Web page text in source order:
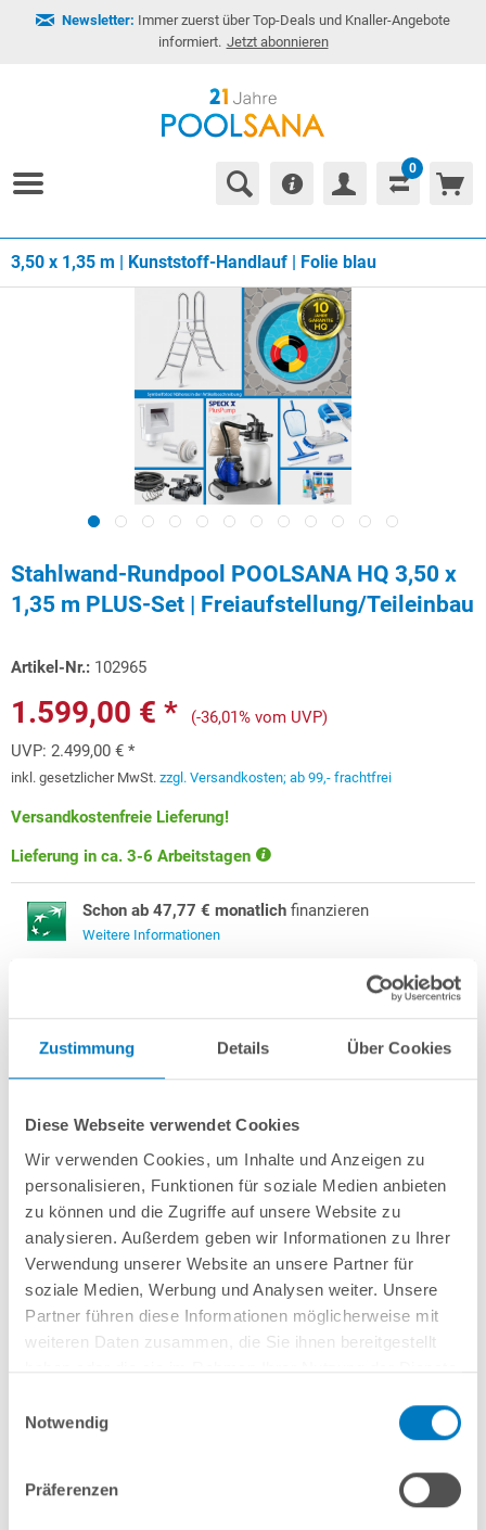
Zustimmung Details Über Cookies
Diese Webseite verwendet Cookies
Wir verwenden Cookies, um Inhalte und Anzeigen zu
personalisieren, Funktionen für soziale Medien anbieten
zu können und die Zugriffe auf unsere Website zu
analysieren. Außerdem geben wir Informationen zu Ihrer
Verwendung unserer Website an unsere Partner für
soziale Medien, Werbung und Analysen weiter. Unsere
Partner führen diese Informationen möglicherweise mit
weiteren Daten zusammen, die Sie ihnen bereitgestellt
Notwendig
Präferenzen
Newsletter: Immer zuerst über Top-Deals und Knaller-Angebote
informiert. Jetzt abonnieren
0
3,50 x 1,35 m | Kunststoff-Handlauf | Folie blau
Stahlwand-Rundpool POOLSANA HQ 3,50 x
1,35 m PLUS-Set | Freiaufstellung/Teileinbau
Artikel-Nr.: 102965
1.599,00 € *
(-36,01% vom UVP)
UVP: 2.499,00 € *
inkl. gesetzlicher MwSt. zzgl. Versandkosten; ab 99,- frachtfrei
Versandkostenfreie Lieferung!
Lieferung in ca. 3-6 Arbeitstagen
Schon ab 47,77 € monatlich finanzieren
Weitere Informationen
Stahlwand-RundbeckenPOOLSANAHQ-Made in Germany- bestehend
PVC-Poolfolie 0,8 mm mitEinhängebiese+Kombi-Spezialhandlauf
Bodenschienen aus Kunststoff in
grau
AlsPLUS-Setinkl.:
Unterlegvlies 300 g/m²
Einbauskimmer und Einlaufdüse
Sandfilteranlage
POOL SANA Pro Next 300 / PlusPump 5
) inkl. Filtersand
Schlauchset PROFI Ø 38 mm
Edelstahl-Hochbeckenleiter Comfort; einseitig kürzbar